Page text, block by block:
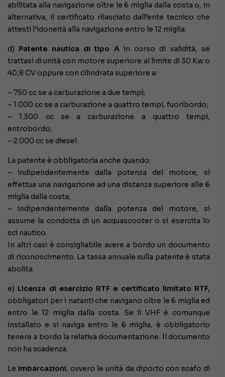
abilitata alla navigazione oltre le 6 miglia dalla costa o, in
alternativa, il certificato rilasciato dall’ente tecnico che
attesti l’idoneità alla navigazione entro le 12 miglia.
d) Patente nautica di tipo Ain corso di validità, se
trattasi di unità con motore superiore al limite di 30 Kw o
40,8 CV oppure con cilindrata superiore a:
– 750 cc se a carburazione a due tempi;
– 1.000 cc se a carburazione a quattro tempi, fuoribordo;
– 1.300 cc se a carburazione a quattro tempi,
entrobordo;
– 2.000 cc se diesel.
La patente è obbligatoria anche quando:
– indipendentemente dalla potenza del motore, si
effettua una navigazione ad una distanza superiore alle 6
miglia dalla costa;
– indipendentemente dalla potenza del motore, si
assume la condotta di un acquascooter o si esercita lo
sci nautico.
In altri casi è consigliabile avere a bordo un documento
di riconoscimento. La tassa annuale sulla patente è stata
abolita.
e) Licenza di esercizio RTF e certificato limitato RTF,
obbligatori per i natanti che navigano oltre le 6 miglia ed
entro le 12 miglia dalla costa. Se il VHF è comunque
installato e si naviga entro le 6 miglia, è obbligatorio
tenere a bordo la relativa documentazione. Il documento
non ha scadenza.
Leimbarcazioni, ovvero le unità da diporto con scafo di